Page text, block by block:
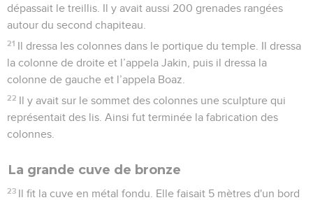
dépassait le treillis. Il y avait aussi 200 grenades rangées
autour du second chapiteau.
21 Il dressa les colonnes dans le portique du temple. Il dressa
la colonne de droite et l’appela Jakin, puis il dressa la
colonne de gauche et l’appela Boaz.
22 Il y avait sur le sommet des colonnes une sculpture qui
représentait des lis. Ainsi fut terminée la fabrication des
colonnes.
La grande cuve de bronze
23 Il fit la cuve en métal fondu. Elle faisait 5 mètres d'un bord